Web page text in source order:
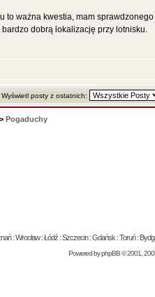
to ważna kwestia, mam
bardzo dobrą lokalizację przy lotnisku.
Wyświetl posty z ostatnich:
Pogaduchy
: Wrocław : Łódź : Szczecin : Gdańsk : Toruń :
Powered byphpBB© 2001,